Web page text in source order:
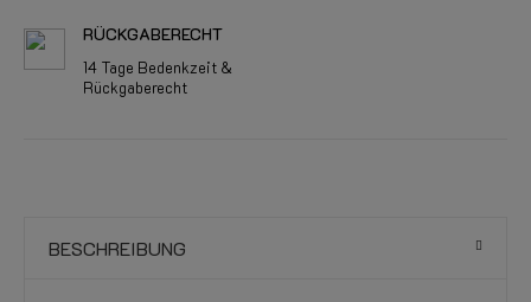
RÜCKGABERECHT
14 Tage Bedenkzeit &
Rückgaberecht
BESCHREIBUNG